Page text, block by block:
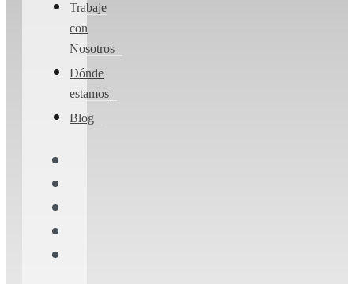
Trabaje
con
Nosotros
Dónde
estamos
Blog